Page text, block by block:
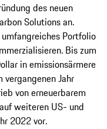
des neuen
Solutions an.
Portfolio
Bis zum
in emissionsärmere
Jahr
von erneuerbarem
weiteren US- und
2022 vor.